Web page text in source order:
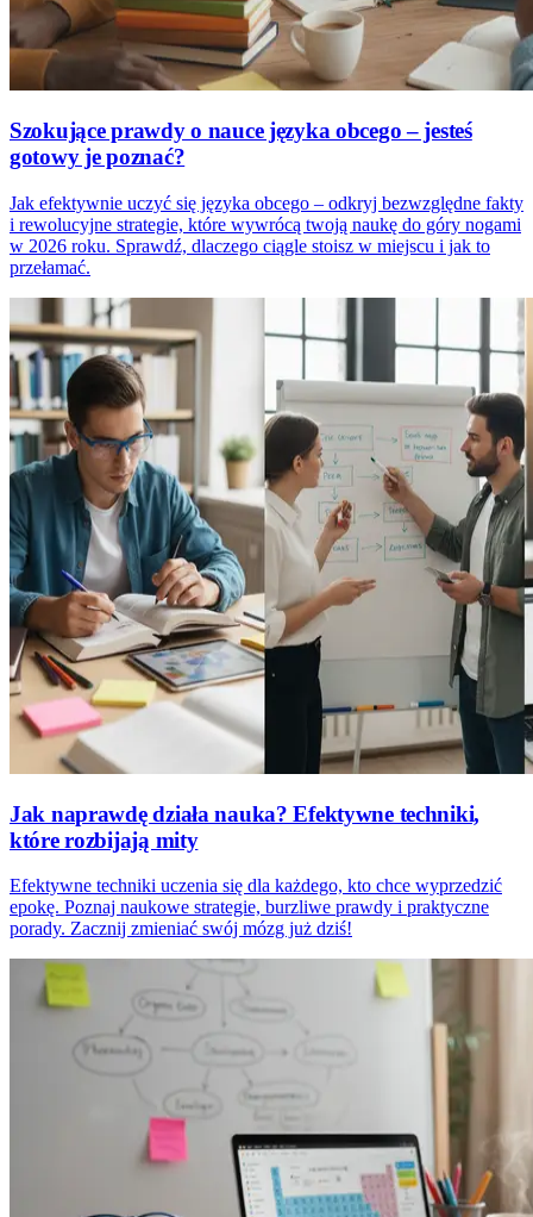
Szokujące prawdy o nauce języka obcego – jesteś
gotowy je poznać?
Jak efektywnie uczyć się języka obcego – odkryj bezwzględne fakty
i rewolucyjne strategie, które wywrócą twoją naukę do góry nogami
w 2026 roku. Sprawdź, dlaczego ciągle stoisz w miejscu i jak to
przełamać.
Jak naprawdę działa nauka? Efektywne techniki,
które rozbijają mity
Efektywne techniki uczenia się dla każdego, kto chce wyprzedzić
epokę. Poznaj naukowe strategie, burzliwe prawdy i praktyczne
porady. Zacznij zmieniać swój mózg już dziś!